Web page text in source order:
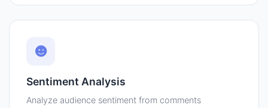
Sentiment Analysis
Analyze audience sentiment from comments